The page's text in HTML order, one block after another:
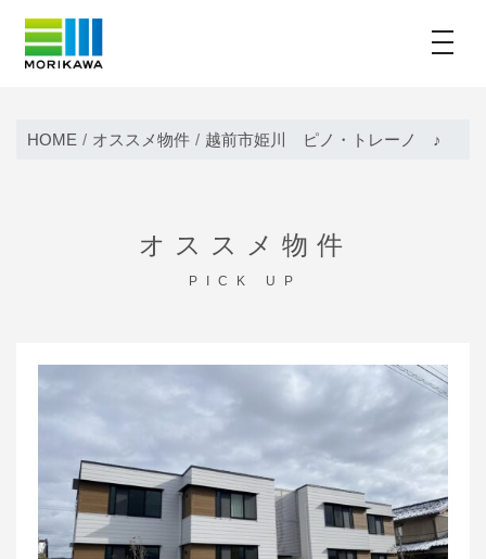
contentHOME オススメ物件 越前市姫川 ピノ・トレーノ ♪
オススメ物件
PICK UP